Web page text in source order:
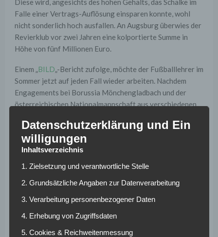
Diese wird, angesichts des hohen Gehalts, das Schalke im
Falle einer Vertrags-Auflösung einsparen konnte, wohl
nicht sonderlich hoch ausfallen. An Augsburg überwies der
Revierklub vor zwei Jahren eine kolportierte Summe in
Höhe von fünf Millionen Euro.
Einem „BILD„-Bericht zufolge, möchte der Fußballlehrer im
Sommer jetzt auf jeden Fall wieder arbeiten. Nachdem
Engagements bei Borussia Mönchengladbach und der
österreichischen Nationalmannschaft aus verschiedenen
endlich einen neuen Arbeitgeber gefunden haben. Dass
Schalke ihm dabei einen Strich durch die Rechnung macht
und einer Vertrags-Auflösung nicht zustimmt, erscheint
unwahrscheinlich. Ansonsten würde Weinzierl in der
Millionen Euro von seinem Ex-Klub kassieren. Ein weiterer
Kandidat für die Eintracht soll Salzburg-Trainer Marco
sämtliche Gespräche.
Datenschutzerklärung und Ein
willigungen
Inhaltsverzeichnis
1. Zielsetzung und verantwortliche Stelle
2. Grundsätzliche Angaben zur Datenverarbeitung
3. Verarbeitung personenbezogener Daten
4. Erhebung von Zugriffsdaten
5. Cookies & Reichweitenmessung